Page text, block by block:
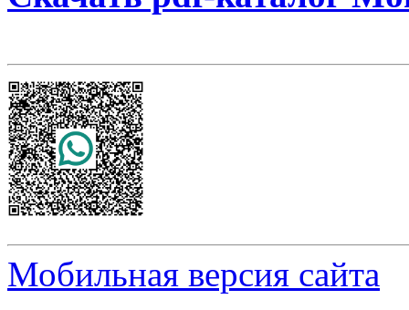
Мобильная версия сайта